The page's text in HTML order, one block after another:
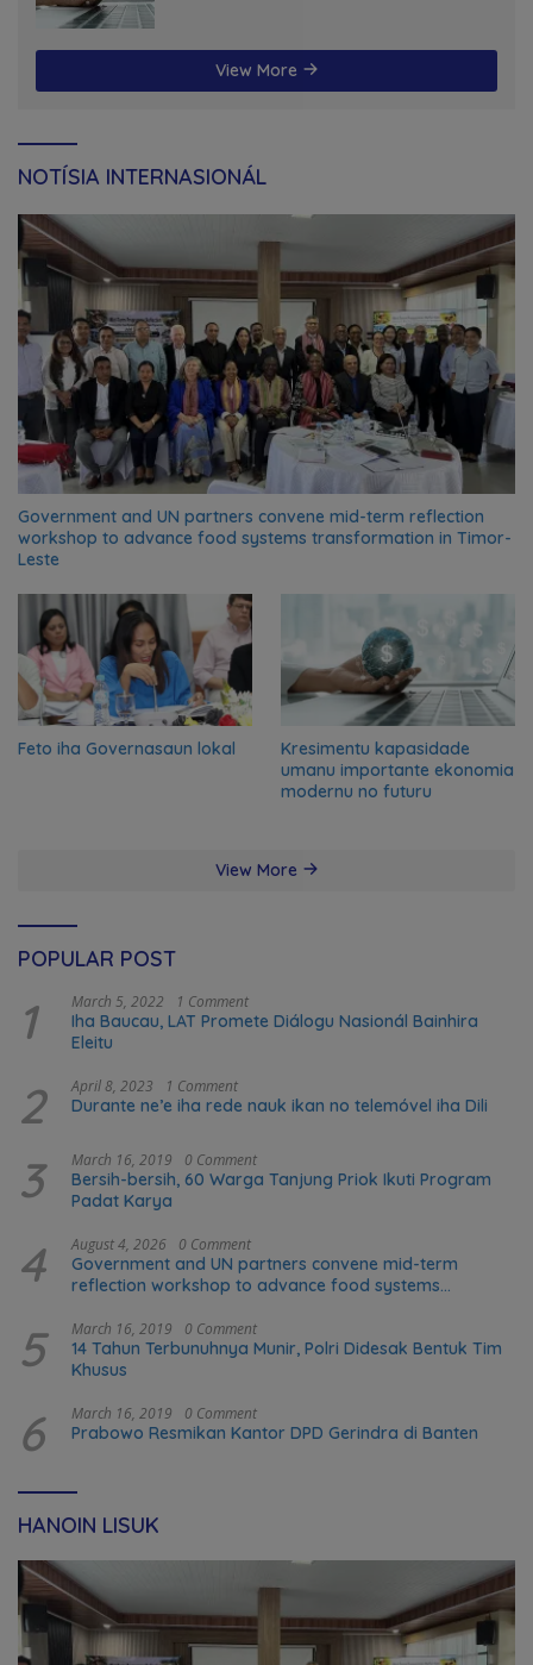
View More
NOTÍSIA INTERNASIONÁL
Government and UN partners convene mid-term reflection
workshop to advance food systems transformation in Timor-
Leste
Feto iha Governasaun lokal
Kresimentu kapasidade
umanu importante ekonomia
modernu no futuru
View More
POPULAR POST
1 March 5, 2022 1 Comment
Iha Baucau, LAT Promete Diálogu Nasionál Bainhira
Eleitu
2 April 8, 2023 1 Comment
Durante ne’e iha rede nauk ikan no telemóvel iha Dili
3 March 16, 2019 0 Comment
Bersih-bersih, 60 Warga Tanjung Priok Ikuti Program
Padat Karya
4 August 4, 2026 0 Comment
Government and UN partners convene mid-term
reflection workshop to advance food systems
5 March 16, 2019 0 Comment
14 Tahun Terbunuhnya Munir, Polri Didesak Bentuk Tim
Khusus
6 March 16, 2019 0 Comment
Prabowo Resmikan Kantor DPD Gerindra di Banten
HANOIN LISUK